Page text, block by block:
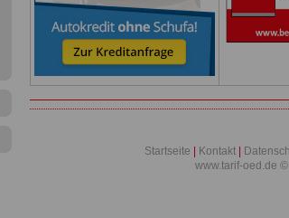
Startseite Kontakt
www.tarif-oed.de